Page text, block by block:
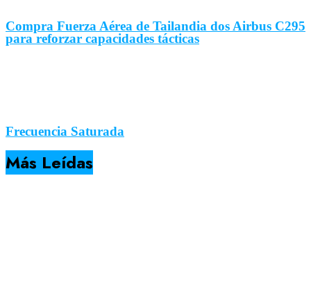
Compra Fuerza Aérea de Tailandia dos Airbus C295
para reforzar capacidades tácticas
Frecuencia Saturada
Más Leídas